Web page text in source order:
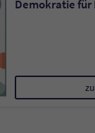
Demokratie für
Sicherheitscode des